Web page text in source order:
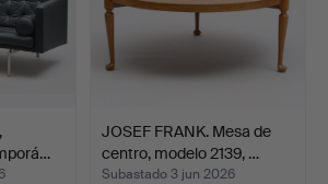
JOSEF FRANK. Mesa de
centro, modelo 2139, …
Subastado 3 jun 2026